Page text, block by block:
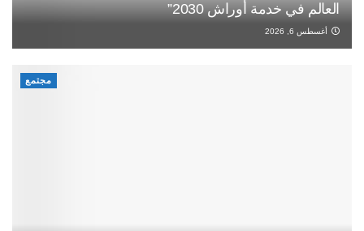
العالم في خدمة أوراش 2030”
أغسطس 6, 2026
مجتمع